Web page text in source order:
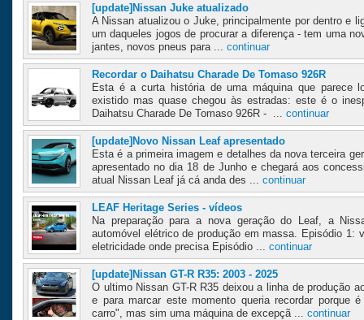
[update]Nissan Juke atualizado
A Nissan atualizou o Juke, principalmente por dentro e
um daqueles jogos de procurar a diferença - tem uma
jantes, novos pneus para ... continuar
Recordar o Daihatsu Charade De Tomaso 926R
Esta é a curta história de uma máquina que parece
existido mas quase chegou às estradas: este é o
Daihatsu Charade De Tomaso 926R - ... continuar
[update]Novo Nissan Leaf apresentado
Esta é a primeira imagem e detalhes da nova terceira
apresentado no dia 18 de Junho e chegará aos
atual Nissan Leaf já cá anda des ... continuar
LEAF Heritage Series - vídeos
Na preparação para a nova geração do Leaf, a
automóvel elétrico de produção em massa. Episódio 1:
eletricidade onde precisa Episódio ... continuar
[update]Nissan GT-R R35: 2003 - 2025
O ultimo Nissan GT-R R35 deixou a linha de produção
e para marcar este momento queria recordar porque
carro", mas sim uma máquina de excepçã ... continuar